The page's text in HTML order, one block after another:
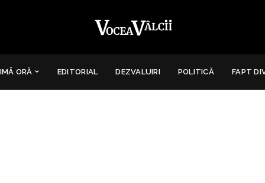
ORĂ EDITORIAL DEZVALUIRI POLITICĂ FAPT